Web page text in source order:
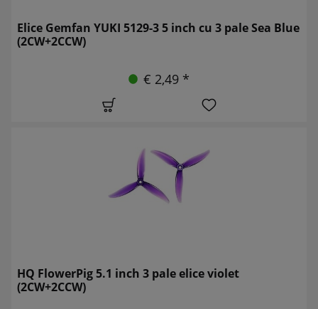
Elice Gemfan YUKI 5129-3 5 inch cu 3 pale Sea Blue
(2CW+2CCW)
€ 2,49 *
HQ FlowerPig 5.1 inch 3 pale elice violet
(2CW+2CCW)